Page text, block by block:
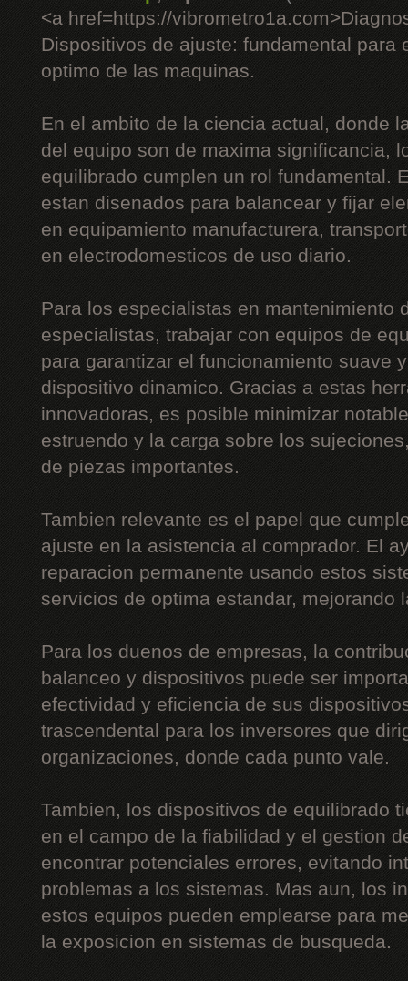
<a href=https://
Dispositivos de ajuste: fundamental para
optimo de las maquinas.
En el ambito de la ciencia actual, donde
del equipo son de maxima significancia,
equilibrado cumplen un rol fundamental.
estan disenados para balancear y fijar
en equipamiento manufacturera,
en electrodomesticos de uso diario.
Para los especialistas en mantenimiento
especialistas, trabajar con equipos de
para garantizar el funcionamiento suave
dispositivo dinamico. Gracias a estas
innovadoras, es posible minimizar
estruendo y la carga sobre los
de piezas importantes.
Tambien relevante es el papel que
ajuste en la asistencia al comprador. El
reparacion permanente usando estos
servicios de optima estandar, mejorando
Para los duenos de empresas, la
balanceo y dispositivos puede ser
efectividad y eficiencia de sus
trascendental para los inversores que
organizaciones, donde cada punto vale.
Tambien, los dispositivos de equilibrado
en el campo de la fiabilidad y el gestion
encontrar potenciales errores, evitando
problemas a los sistemas. Mas aun, los
estos equipos pueden emplearse para
la exposicion en sistemas de busqueda.